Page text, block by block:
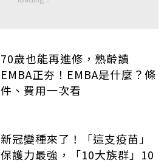
70歲也能再進修，熟齡讀
EMBA正夯！EMBA是什麼？條
件、費用一次看
新冠變種來了！「這支疫苗」
保護力最強，「10大族群」10